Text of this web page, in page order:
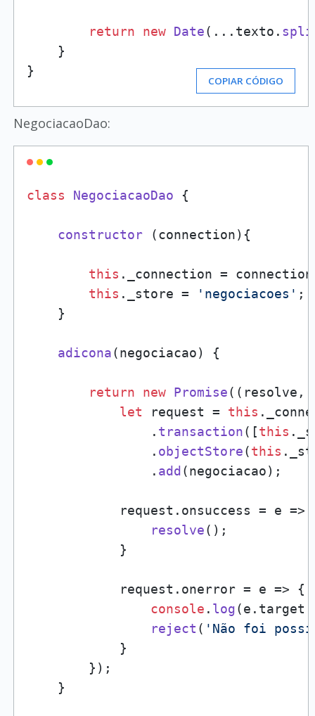
return new Date(...texto.
    }
}
COPIAR CÓDIGO
NegociacaoDao:
class NegociacaoDao {
constructor (connection){
this . _connection =
this . _store = 'negociacoes' ;
    }
adicona(negociacao) {
return new Promise( ( resolve,
let request = this .
                .
transaction([this .
                .
objectStore(this .
                .
add (negociacao);
            request.
onsuccess = e =>
resolve();
            }
            request.
onerror = e => {
console . log(e. target
reject ( 'Não foi
            }
        });
    }